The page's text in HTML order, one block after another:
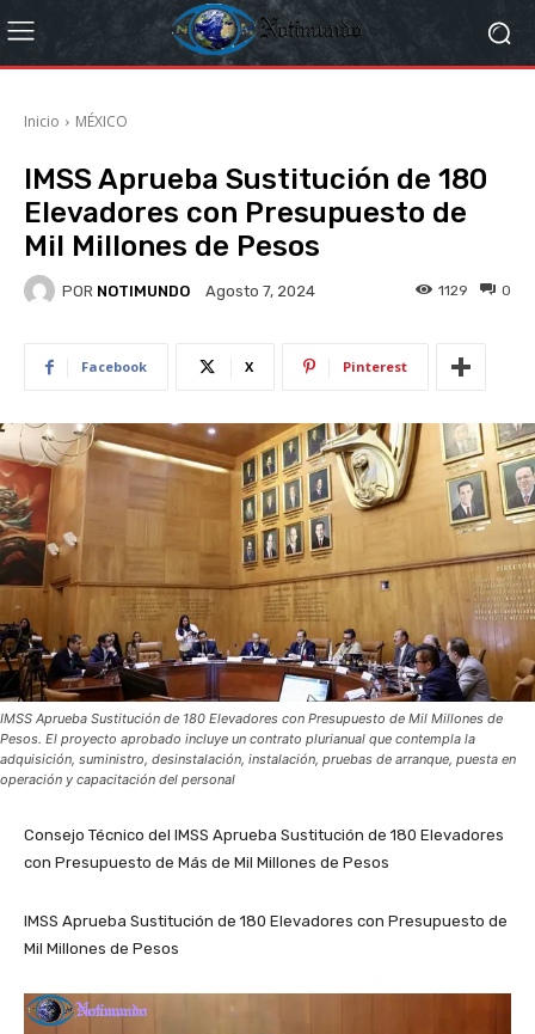
Inicio MÉXICO
IMSS Aprueba Sustitución de 180
Elevadores con Presupuesto de
Mil Millones de Pesos
POR NOTIMUNDO Agosto 7, 2024 0
1129
Facebook X Pinterest
IMSS Aprueba Sustitución de 180 Elevadores con Presupuesto de Mil Millones de
Pesos. El proyecto aprobado incluye un contrato plurianual que contempla la
adquisición, suministro, desinstalación, instalación, pruebas de arranque, puesta en
operación y capacitación del personal
Consejo Técnico del IMSS Aprueba Sustitución de 180 Elevadores
con Presupuesto de Más de Mil Millones de Pesos
IMSS Aprueba Sustitución de 180 Elevadores con Presupuesto de
Mil Millones de Pesos